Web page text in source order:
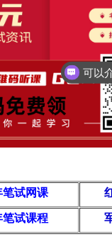
笔试网课
试课程